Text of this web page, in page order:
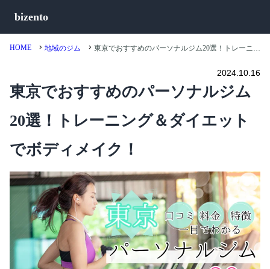
bizento
HOME 地域のジム 東京でおすすめのパーソナルジム20選！トレーニング＆ダイエットでボディメイク！
2024.10.16
東京でおすすめのパーソナルジム
20選！トレーニング＆ダイエット
でボディメイク！